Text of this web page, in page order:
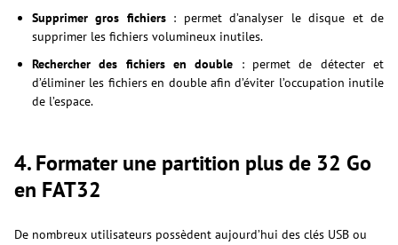
Supprimer gros fichiers: permet d’analyser le disque et de
supprimer les fichiers volumineux inutiles.
Rechercher des fichiers en double : permet de détecter et
d’éliminer les fichiers en double afin d’éviter l’occupation inutile
de l’espace.
4. Formater une partition plus de 32 Go
en FAT32
De nombreux utilisateurs possèdent aujourd’hui des clés USB ou